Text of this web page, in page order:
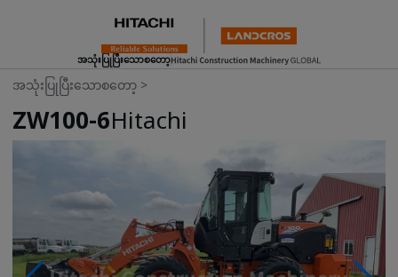
အသုံးပြုပြီးသောစတော့
အသုံးပြုပြီးသောစတော့ >
ZW100-6Hitachi